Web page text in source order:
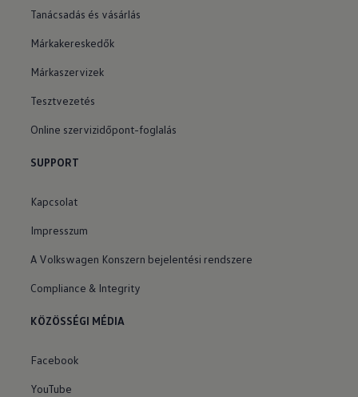
Tanácsadás és vásárlás
Márkakereskedők
Márkaszervizek
Tesztvezetés
Online szervizidőpont-foglalás
SUPPORT
Kapcsolat
Impresszum
A Volkswagen Konszern bejelentési rendszere
Compliance & Integrity
KÖZÖSSÉGI MÉDIA
Facebook
YouTube